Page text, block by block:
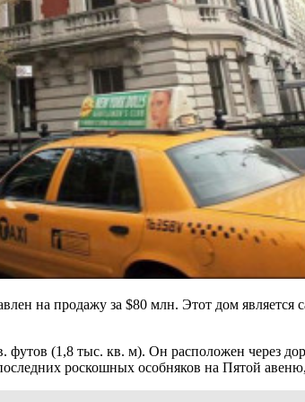
на продажу за $80 млн. Этот дом
(1,8 тыс. кв. м). Он расположен через
роскошных особняков на Пятой